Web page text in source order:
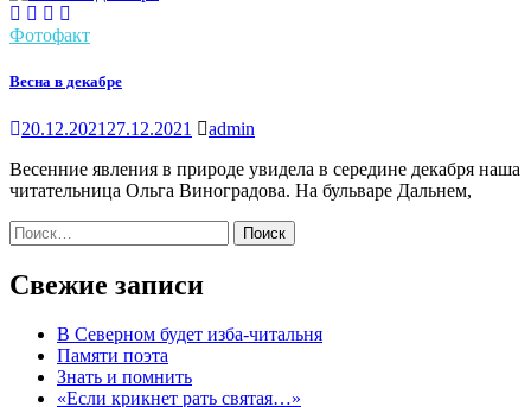
Фотофакт
Весна в декабре
20.12.2021 27.12.2021
admin
Весенние явления в природе увидела в середине декабря наша
читательница Ольга Виноградова. На бульваре Дальнем,
Найти:
Свежие записи
В Северном будет изба-читальня
Памяти поэта
Знать и помнить
«Если крикнет рать святая…»